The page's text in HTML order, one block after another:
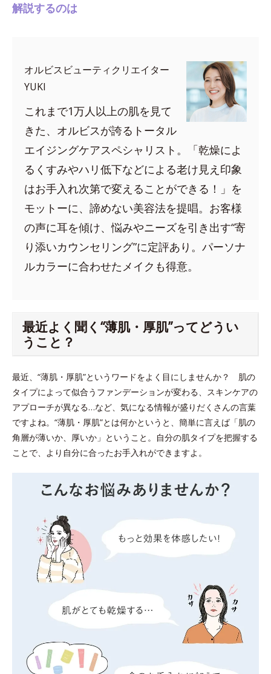
解説するのは
オルビスビューティクリエイター
YUKI
これまで1万人以上の肌を見て
きた、オルビスが誇るトータル
エイジングケアスペシャリスト。「乾燥によ
るくすみやハリ低下などによる老け見え印象
はお手入れ次第で変えることができる！」を
モットーに、諦めない美容法を提唱。お客様
の声に耳を傾け、悩みやニーズを引き出す“寄
り添いカウンセリング”に定評あり。パーソナ
ルカラーに合わせたメイクも得意。
最近よく聞く“薄肌・厚肌”ってどうい
うこと？
最近、“薄肌・厚肌”というワードをよく目にしませんか？ 肌の
タイプによって似合うファンデーションが変わる、スキンケアの
アプローチが異なる…など、気になる情報が盛りだくさんの言葉
ですよね。“薄肌・厚肌”とは何かというと、簡単に言えば「肌の
角層が薄いか、厚いか」ということ。自分の肌タイプを把握する
ことで、より自分に合ったお手入れができますよ。